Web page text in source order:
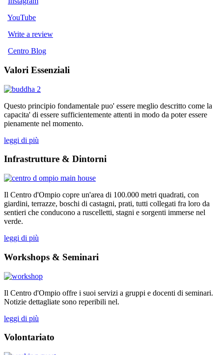
YouTube
Write a review
Centro Blog
Valori Essenziali
Questo principio fondamentale puo' essere meglio descritto come la
capacita' di essere sufficientemente attenti in modo da poter essere
pienamente nel momento.
leggi di più
Infrastrutture & Dintorni
Il Centro d'Ompio copre un'area di 100.000 metri quadrati, con
giardini, terrazze, boschi di castagni, prati, tutti collegati fra loro da
sentieri che conducono a ruscelletti, stagni e sorgenti immerse nel
verde.
leggi di più
Workshops & Seminari
Il Centro d'Ompio offre i suoi servizi a gruppi e docenti di seminari.
Notizie dettagliate sono reperibili nel.
leggi di più
Volontariato